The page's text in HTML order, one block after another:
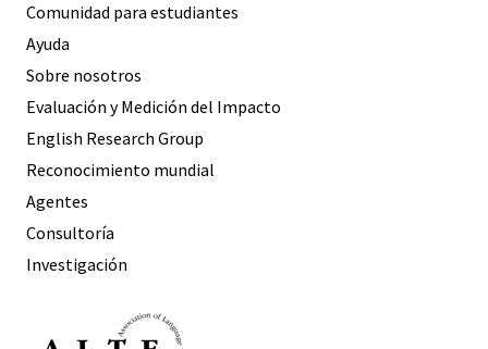
Comunidad para estudiantes
Ayuda
Sobre nosotros
Evaluación y Medición del Impacto
English Research Group
Reconocimiento mundial
Agentes
Consultoría
Investigación